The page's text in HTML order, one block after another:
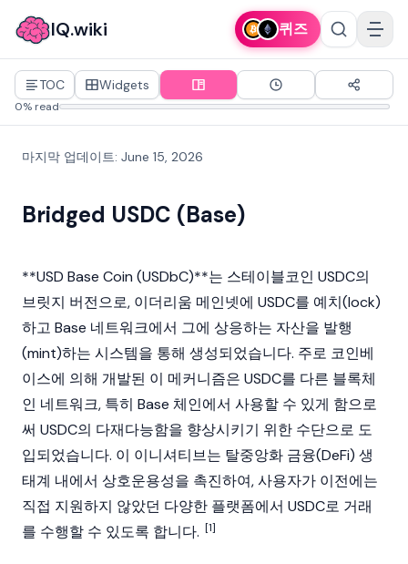
IQ.wiki 퀴즈
TOC Widgets
0% read
마지막 업데이트: June 15, 2026
Bridged USDC (Base)
**USD Base Coin (USDbC)**는 스테이블코인 USDC의
브릿지 버전으로, 이더리움 메인넷에 USDC를 예치(lock)
하고 Base 네트워크에서 그에 상응하는 자산을 발행
(mint)하는 시스템을 통해 생성되었습니다. 주로 코인베
이스에 의해 개발된 이 메커니즘은 USDC를 다른 블록체
인 네트워크, 특히 Base 체인에서 사용할 수 있게 함으로
써 USDC의 다재다능함을 향상시키기 위한 수단으로 도
입되었습니다. 이 이니셔티브는 탈중앙화 금융(DeFi) 생
태계 내에서 상호운용성을 촉진하여, 사용자가 이전에는
직접 지원하지 않았던 다양한 플랫폼에서 USDC로 거래
를 수행할 수 있도록 합니다. [1]